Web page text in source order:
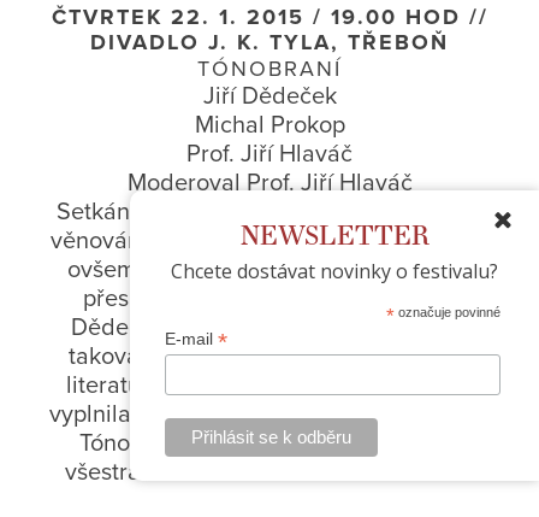
ČTVRTEK 22. 1. 2015 / 19.00 HOD //
DIVADLO J. K. TYLA, TŘEBOŇ
TÓNOBRANÍ
Jiří Dědeček
Michal Prokop
Prof. Jiří Hlaváč
Moderoval Prof. Jiří Hlaváč
Setkání hudebníků jsou takřka výhradně
věnována rozhovorům o hudbě. Pokud se
ovšem nepotkají osobnosti s výrazným
přesahem do dalších oborů. S Jiřím
Dědečkem a Michalem Prokopem nás
takováto vybočení jistě čekají, protože
literatura, politika i organizační činnost
vyplnila velkou část jejich života. Lednové
Tónobraní bude setkáním s osvětou,
všestranností a vzdělaností. Jiří Hlaváč
NEWSLETTER
Chcete dostávat novinky o festivalu?
* označuje povinné
E-mail *